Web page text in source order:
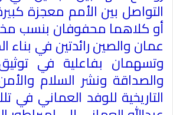
التواصل بين الأمم معجزة
أو كلاهما محفوفان بنسب
عمان والصين رائدتين في بناء
وتسهمان بفاعلية في
والصداقة ونشر السلام
التاريخية للوفد العماني في